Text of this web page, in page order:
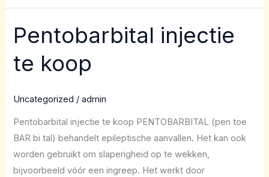
Pentobarbital injectie
te koop
Uncategorized /admin
Pentobarbital injectie te koop PENTOBARBITAL (pen toe
BAR bi tal) behandelt epileptische aanvallen. Het kan ook
worden gebruikt om slaperigheid op te wekken,
bijvoorbeeld vóór een ingreep. Het werkt door
Pentobarbital
injectie
te